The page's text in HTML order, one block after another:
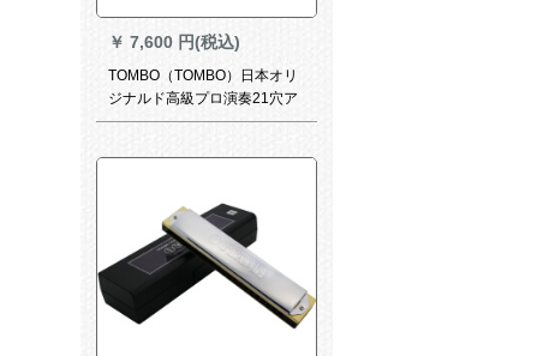
￥ 7,600 円(税込)
TOMBO（TOMBO）日本オリ
ジナルド高級プロ演奏21穴ア
ックホール9521木琴格和声短